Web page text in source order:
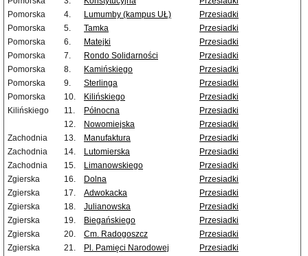
Pomorska
4. Lumumby (kampus UŁ)
Przesiadki
Pomorska
5. Tamka
Przesiadki
Pomorska
6. Matejki
Przesiadki
Pomorska
7. Rondo Solidarności
Przesiadki
Pomorska
8. Kamińskiego
Przesiadki
Pomorska
9. Sterlinga
Przesiadki
Pomorska
10. Kilińskiego
Przesiadki
Kilińskiego
11. Północna
Przesiadki
12.
Nowomiejska
Przesiadki
Zachodnia
13. Manufaktura
Przesiadki
Zachodnia
14. Lutomierska
Przesiadki
Zachodnia
15. Limanowskiego
Przesiadki
Zgierska
16. Dolna
Przesiadki
Zgierska
17. Adwokacka
Przesiadki
Zgierska
18. Julianowska
Przesiadki
Zgierska
19. Biegańskiego
Przesiadki
Zgierska
20. Cm. Radogoszcz
Przesiadki
Zgierska
21. Pl. Pamięci Narodowej
Przesiadki